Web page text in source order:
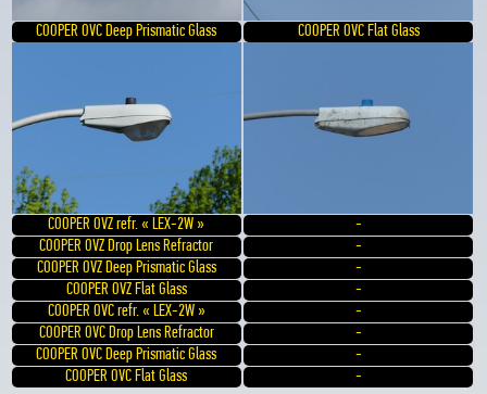
COOPER OVC Deep Prismatic Glass COOPER OVC Flat Glass
COOPER OVZ refr. « LEX-2W »
-
COOPER OVZ Drop Lens Refractor
-
COOPER OVZ Deep Prismatic Glass
-
COOPER OVZ Flat Glass
-
COOPER OVC refr. « LEX-2W »
-
COOPER OVC Drop Lens Refractor
-
COOPER OVC Deep Prismatic Glass
-
COOPER OVC Flat Glass
-